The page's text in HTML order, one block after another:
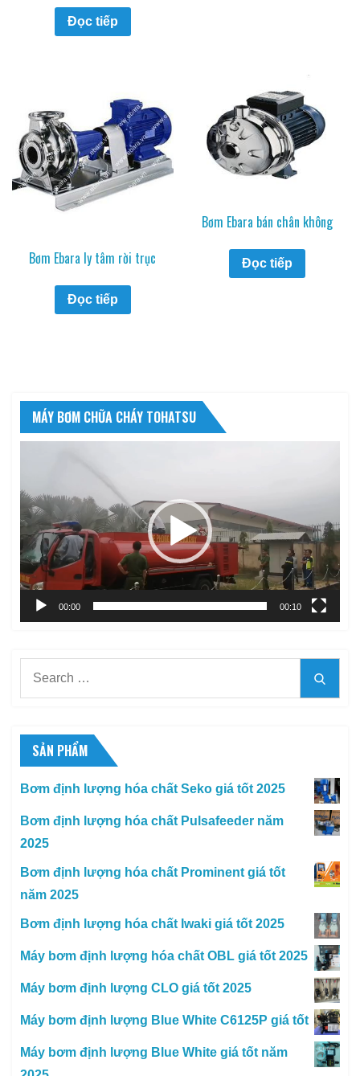
Đọc tiếp
Bơm Ebara ly tâm rời trục
Đọc tiếp
Bơm Ebara bán chân không
Đọc tiếp
MÁY BƠM CHỮA CHÁY TOHATSU
Video
00:00 00:10
SẢN PHẨM
Bơm định lượng hóa chất Seko giá tốt 2025
Bơm định lượng hóa chất Pulsafeeder năm
2025
Bơm định lượng hóa chất Prominent giá tốt
năm 2025
Bơm định lượng hóa chất Iwaki giá tốt 2025
Máy bơm định lượng hóa chất OBL giá tốt 2025
Máy bơm định lượng CLO giá tốt 2025
Máy bơm định lượng Blue White C6125P giá tốt
Máy bơm định lượng Blue White giá tốt năm